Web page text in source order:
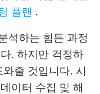
플랜 .
석하는 힘든 과정
. 하지만 걱정하
줄 것입니다. 시
이터 수집 및 해